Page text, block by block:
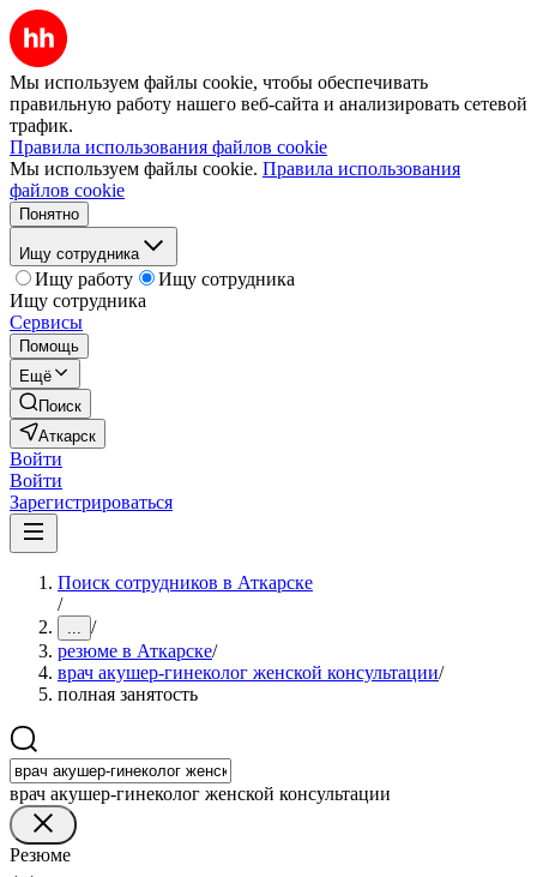
Мы используем файлы cookie, чтобы обеспечивать
правильную работу нашего веб-сайта и анализировать сетевой
трафик.
Правила использования файлов cookie
Мы используем файлы cookie. Правила использования
файлов cookie
Понятно
Ищу сотрудника
Ищу работу
Ищу сотрудника
Ищу сотрудника
Сервисы
Помощь
Ещё
Поиск
Аткарск
Войти
Войти
Зарегистрироваться
Поиск сотрудников в Аткарске
/
... /
резюме в Аткарске/
врач акушер-гинеколог женской консультации/
полная занятость
врач акушер-гинеколог женской консультации
Резюме